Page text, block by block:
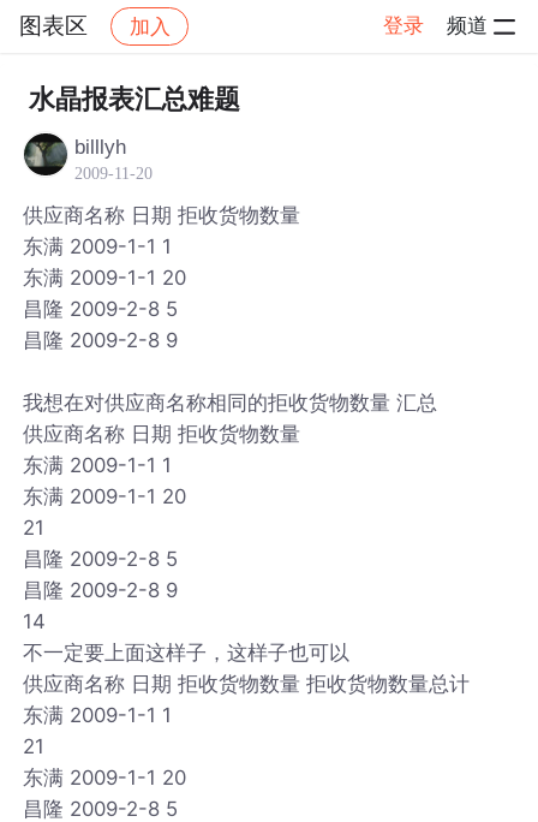
图表区 加入 登录 频道
社区 图表区 帖子详情
水晶报表汇总难题
billlyh
2009-11-20
供应商名称 日期 拒收货物数量
东满 2009-1-1 1
东满 2009-1-1 20
昌隆 2009-2-8 5
昌隆 2009-2-8 9
我想在对供应商名称相同的拒收货物数量 汇总
供应商名称 日期 拒收货物数量
东满 2009-1-1 1
东满 2009-1-1 20
21
昌隆 2009-2-8 5
昌隆 2009-2-8 9
14
不一定要上面这样子，这样子也可以
供应商名称 日期 拒收货物数量 拒收货物数量总计
东满 2009-1-1 1
21
东满 2009-1-1 20
昌隆 2009-2-8 5